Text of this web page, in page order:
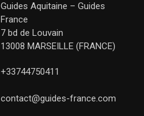
Guides Aquitaine – Guides
France
7 bd de Louvain
13008 MARSEILLE (FRANCE)
+33744750411
contact@guides-france.com